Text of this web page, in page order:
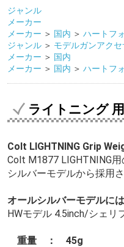
ジャンル
メーカー
メーカー ＞ 国内 ＞ ハートフ
ジャンル ＞ モデルガンアク
メーカー ＞ 国内
メーカー ＞ 国内 ＞ ハートフ
ライトニング
Colt LIGHTNING Grip
Colt M1877 LIGHTNING
シルバーモデルから採用
オールシルバーモデルに
HWモデル 4.5inch/シェリ
重量 ： 45g